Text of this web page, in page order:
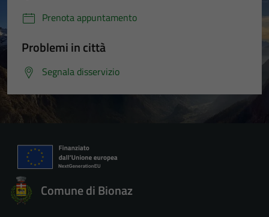
Prenota appuntamento
Problemi in città
Segnala disservizio
Comune di Bionaz